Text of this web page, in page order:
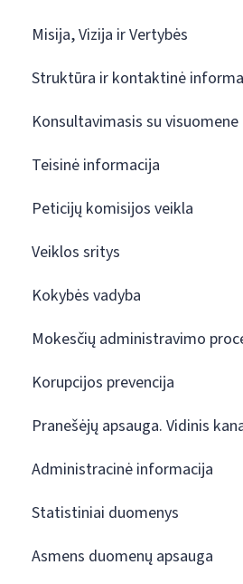
Misija, Vizija ir Vertybės
Struktūra ir kontaktinė
Konsultavimasis su visuomene
Teisinė informacija
Peticijų komisijos veikla
Veiklos sritys
Kokybės vadyba
Mokesčių administravimo
Korupcijos prevencija
Pranešėjų apsauga. Vidinis
Administracinė informacija
Statistiniai duomenys
Asmens duomenų apsauga